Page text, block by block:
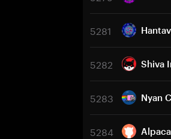
5281
5282 Shiva
5283 Nyan
5284